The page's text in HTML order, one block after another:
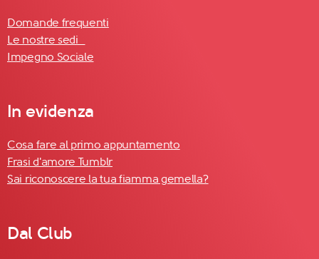
Domande frequenti
Le nostre sedi
Impegno Sociale
In evidenza
Cosa fare al primo appuntamento
Frasi d'amore Tumblr
Sai riconoscere la tua fiamma gemella?
Dal Club